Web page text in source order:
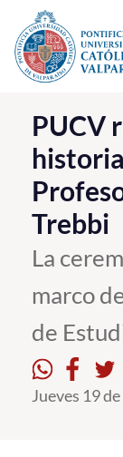
Click acá para ir
La Universidad
Investigación,
PUCV
Vinculación
Pregrado
Postgrado
Formación
PUCV
Trebbi
La
marco
de
Jueves 19